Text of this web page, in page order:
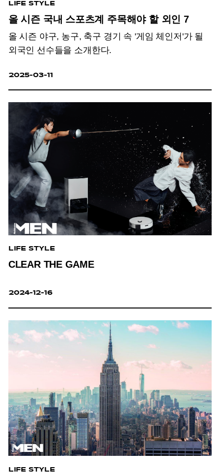
LIFE STYLE
올 시즌 국내 스포츠계 주목해야 할 외인 7
올 시즌 야구, 농구, 축구 경기 속 '게임 체인저'가 될
외국인 선수들을 소개한다.
2025-03-11
LIFE STYLE
CLEAR THE GAME
2024-12-16
LIFE STYLE